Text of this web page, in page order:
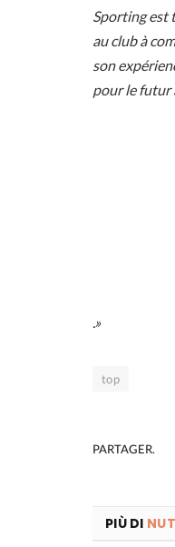
Sporting est
au club à
son
pour le futur
.»
top
PARTAGER.
PIÙ DI